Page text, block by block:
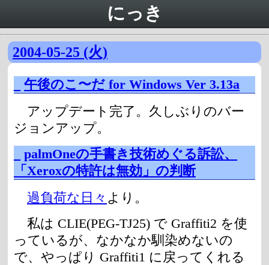
にっき
2004-05-25 (火)
午後のこ〜だ for Windows Ver 3.13a
アップデート完了。久しぶりのバー
ジョンアップ。
palmOneの手書き技術めぐる訴訟、
「Xeroxの特許は無効」の判断
過負荷な日々 より。
私は CLIE(PEG-TJ25) で Graffiti2 を使
っているが、なかなか馴染めないの
で、やっぱり Graffiti1 に戻ってくれる